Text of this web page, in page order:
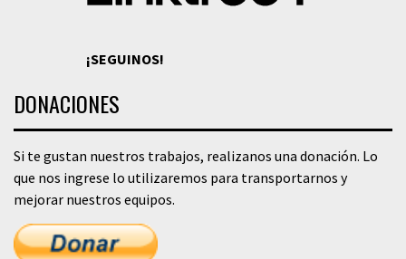
¡SEGUINOS!
DONACIONES
Si te gustan nuestros trabajos, realizanos una donación. Lo
que nos ingrese lo utilizaremos para transportarnos y
mejorar nuestros equipos.